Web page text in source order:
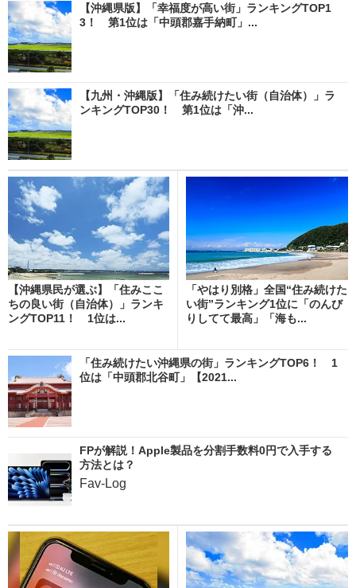
【沖縄県版】「幸福度が高い街」ランキングTOP1
3！ 第1位は「中頭郡嘉手納町」...
【九州・沖縄版】「住み続けたい街（自治体）」ラ
ンキングTOP30！ 第1位は「沖...
【沖縄県民が選ぶ】「住みここ
ちの良い街（自治体）」ランキ
ングTOP11！ 1位は...
「やはり別格」全国“住み続けた
い街”ランキング1位に「のんび
りしてて最高」「海も...
「住み続けたい沖縄県の街」ランキングTOP6！ 1
位は「中頭郡北谷町」【2021...
FPが解説！Apple製品を分割手数料0円で入手する
方法とは？
Fav-Log